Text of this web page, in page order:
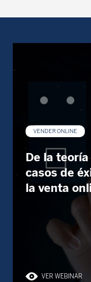
VENDER ONLINE
De la
casos de
la venta
VER WEBINAR